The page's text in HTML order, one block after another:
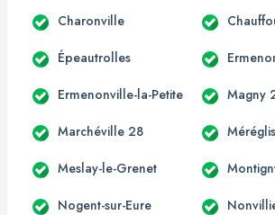
Charonville
Épeautrolles
Ermenonville-la-Petite Magny
Marchéville 28
Meslay-le-Grenet
Nogent-sur-Eure